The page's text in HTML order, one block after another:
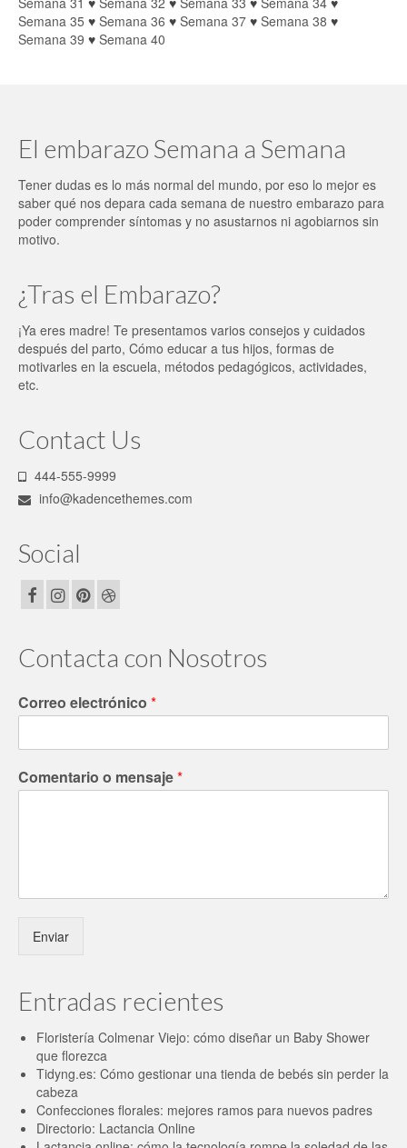
Semana 35 ♥ Semana 36 ♥ Semana 37 ♥ Semana 38 ♥
Semana 39 ♥ Semana 40
El embarazo Semana a Semana
Tener dudas es lo más normal del mundo, por eso lo mejor es
saber qué nos depara cada semana de nuestro embarazo para
poder comprender síntomas y no asustarnos ni agobiarnos sin
motivo.
¿Tras el Embarazo?
¡Ya eres madre! Te presentamos varios consejos y cuidados
después del parto, Cómo educar a tus hijos, formas de
motivarles en la escuela, métodos pedagógicos, actividades,
etc.
Contact Us
444-555-9999
info@kadencethemes.com
Social
Contacta con Nosotros
Correo electrónico *
Comentario o mensaje*
Enviar
Entradas recientes
Floristería Colmenar Viejo: cómo diseñar un Baby Shower
que florezca
Tidyng.es: Cómo gestionar una tienda de bebés sin perder la
cabeza
Confecciones florales: mejores ramos para nuevos padres
Directorio: Lactancia Online